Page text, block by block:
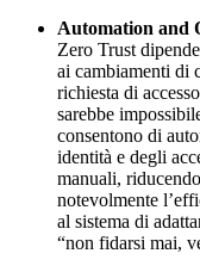
Automation and
Zero Trust
ai cambiamenti di
richiesta di
sarebbe
consentono di
identità e degli
manuali,
notevolmente
al sistema di
“non fidarsi mai,